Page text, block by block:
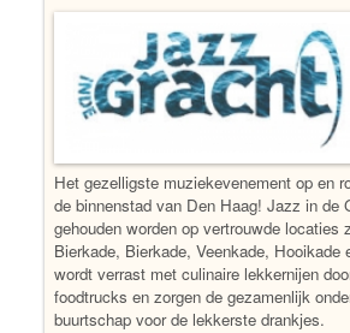
Het gezelligste muziekevenement op en
de binnenstad van Den Haag! Jazz in de
gehouden worden op vertrouwde locaties
Bierkade, Bierkade, Veenkade, Hooikade
wordt verrast met culinaire lekkernijen
foodtrucks en zorgen de gezamenlijk
buurtschap voor de lekkerste drankjes.